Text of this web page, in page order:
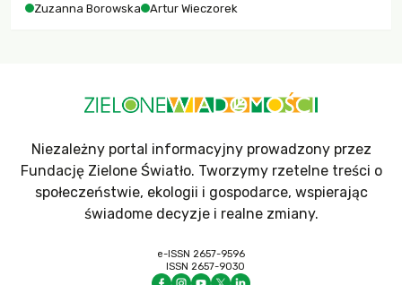
Zuzanna Borowska Artur Wieczorek
Niezależny portal informacyjny prowadzony przez
Fundację Zielone Światło. Tworzymy rzetelne treści o
społeczeństwie, ekologii i gospodarce, wspierając
świadome decyzje i realne zmiany.
e-ISSN 2657-9596
ISSN 2657-9030